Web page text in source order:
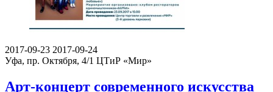
2017-09-23 2017-09-24
Уфа, пр. Октября, 4/1 ЦТиР «Мир»
Арт-концерт современного искусства